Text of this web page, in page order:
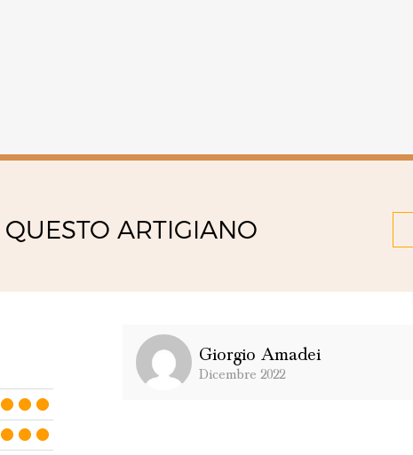
ARTIGIANO
Giorgio Amadei
Dicembre 2022